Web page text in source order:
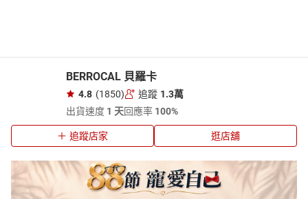
BERROCAL 貝羅卡
4.8 (1850) 追蹤 1.3萬
出貨速度 1 天回應率 100%
追蹤店家 逛店舖